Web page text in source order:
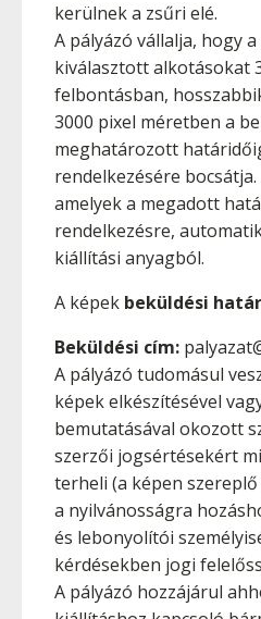
kerülnek a zsűri elé.
A pályázó vállalja, hogy
kiválasztott alkotásokat
felbontásban,
3000 pixel méretben a
meghatározott
rendelkezésére
amelyek a megadott
rendelkezésre,
kiállítási anyagból.
A képek beküldési
Beküldési cím:
A pályázó tudomásul
képek elkészítésével
bemutatásával okozott
szerzői jogsértésekért
terheli (a képen
a nyilvánosságra
és lebonyolítói
kérdésekben jogi
A pályázó hozzájárul